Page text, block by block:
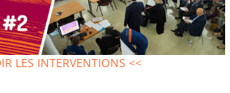
LES INTERVENTIONS <<